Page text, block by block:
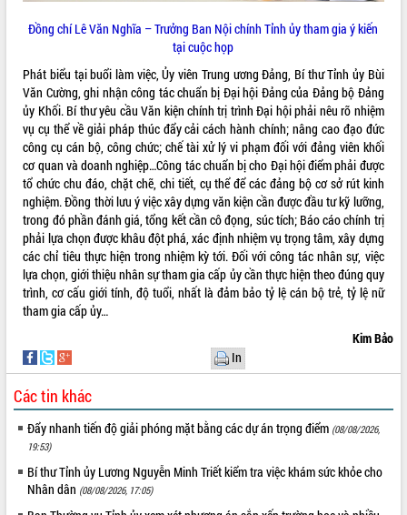
Khơi thông điểm nghẽn, đẩy nhanh
HĐND tỉnh thông qua điều chỉnh Quy
hoạch tỉnh thời kỳ 2021-2030
Hội thảo góp ý hồ sơ điều chỉnh quy
hoạch tỉnh Đắk Lắk thời kỳ 2021-2030,
tầm nhìn đến năm 2050
Nâng cao hiệu quả hoạt động của các
doanh nghiệp nhà nước
Hội nghị triển khai kết nối mạng
truyền số liệu chuyên dùng phục vụ cơ
quan Đảng, Nhà nước
Lễ phát động chuỗi hoạt động chung
tay làm sạch môi trường
Xã Ea Kar bước chuyển mình trong
mới
UBND tỉnh họp báo định kỳ tháng 4
năm 2026
Hội thảo khoa học “Giải pháp thúc đẩy
phát triển nền kinh tế xanh tại tỉnh
Đắk Lắk”
Tăng cường giám sát, đôn đốc thực
hiện nhiệm vụ quản lý tài sản công
hàng tuần
Đồng chí Lê Văn Nghĩa – Trưởng Ban Nội chính Tỉnh ủy tham gia ý kiến
tại cuộc họp
Phát biểu tại buổi làm việc, Ủy viên Trung ương Đảng, Bí thư Tỉnh ủy Bùi
Văn Cường, ghi nhận công tác chuẩn bị Đại hội Đảng của Đảng bộ Đảng
ủy Khối. Bí thư yêu cầu Văn kiện chính trị trình Đại hội phải nêu rõ nhiệm
vụ cụ thể về giải pháp thúc đẩy cải cách hành chính; nâng cao đạo đức
công cụ cán bộ, công chức; chế tài xử lý vi phạm đối với đảng viên khối
cơ quan và doanh nghiệp…Công tác chuẩn bị cho Đại hội điểm phải được
tổ chức chu đáo, chặt chẽ, chi tiết, cụ thể để các đảng bộ cơ sở rút kinh
nghiệm. Đồng thời lưu ý việc xây dựng văn kiện cần được đầu tư kỹ lưỡng,
trong đó phần đánh giá, tổng kết cần cô đọng, súc tích; Báo cáo chính trị
phải lựa chọn được khâu đột phá, xác định nhiệm vụ trọng tâm, xây dựng
các chỉ tiêu thực hiện trong nhiệm kỳ tới. Đối với công tác nhân sự, việc
lựa chọn, giới thiệu nhân sự tham gia cấp ủy cần thực hiện theo đúng quy
trình, cơ cấu giới tính, độ tuổi, nhất là đảm bảo tỷ lệ cán bộ trẻ, tỷ lệ nữ
tham gia cấp ủy…
Kim Bảo
In
Các tin khác
Đẩy nhanh tiến độ giải phóng mặt bằng các dự án trọng điểm (08/08/2026,
19:53)
Bí thư Tỉnh ủy Lương Nguyễn Minh Triết kiểm tra việc khám sức khỏe cho
Nhân dân (08/08/2026, 17:05)